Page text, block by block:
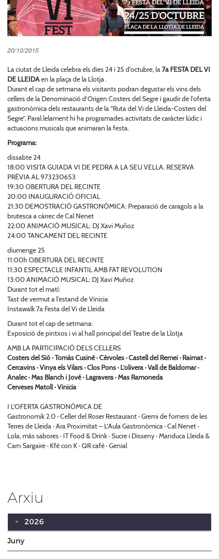
20/10/2015
La ciutat de Lleida celebra els dies 24 i 25 d'octubre, la7a FESTA DEL VI
DE LLEIDAen la plaça de la Llotja .
Durant el cap de setmana els visitants podran degustar els vins dels
cellers de la Denominació d’Origen Costers del Segre i gaudir de l'oferta
gastronòmica dels restaurants de la “Ruta del Vi de Lleida-Costers del
Segre”. Paral.lelament hi ha programades activitats de caràcter lúdic i
actuacions musicals que animaran la festa.
Programa:
dissabte 24
18:00 VISITA GUIADA VI DE PEDRA A LA SEU VELLA. RESERVA
PRÈVIA AL 973230653
19:30 OBERTURA DEL RECINTE
20:00 INAUGURACIÓ OFICIAL
21:30 DEMOSTRACIÓ GASTRONÒMICA: Preparació de caragols a la
brutesca a càrrec de Cal Nenet
22:00 ANIMACIÓ MUSICAL: DJ Xavi Muñoz
24:00 TANCAMENT DEL RECINTE
diumenge 25
11:00h OBERTURA DEL RECINTE
11:30 ESPECTACLE INFANTIL AMB FAT REVOLUTION
13:00 ANIMACIÓ MUSICAL: DJ Xavi Muñoz
Durant tot el matí:
Tast de vermut a l'estand de Vinicia
Instawalk 7a Festa del Vi de Lleida
Durant tot el cap de setmana:
Exposició de pintxos i vi al hall principal del Teatre de la Llotja
AMB LA PARTICIPACIÓ DELS CELLERS
Costers del Sió · Tomàs Cusiné · Cérvoles · Castell del Remei · Raimat ·
Cercavins · Vinya els Vilars · Clos Pons · L’olivera · Vall de Baldomar ·
Analec · Mas Blanch i Jové · Lagravera · Mas Ramoneda
Cerveses Matoll · Vinicia
I L'OFERTA GASTRONÒMICA DE
Gastronomik 2.0 · Celler del Roser Restaurant · Gremi de forners de les
Terres de Lleida · Ara Proximitat – L’Aula Gastronòmica · Cal Nenet ·
Lola, más sabores · IT Food & Drink · Sucre i Disseny · Manduca Lleida &
Carn Sargaire · Kfé con K · QR cafè · Genial
Arxiu
2026
Juny